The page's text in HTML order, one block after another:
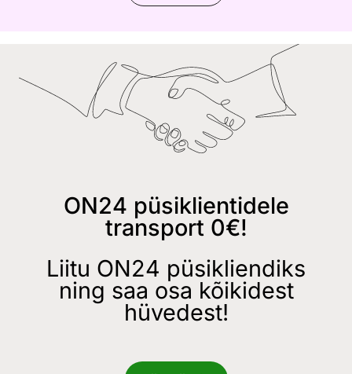
ON24 püsiklientidele
transport 0€!
Liitu ON24 püsikliendiks
ning saa osa kõikidest
hüvedest!